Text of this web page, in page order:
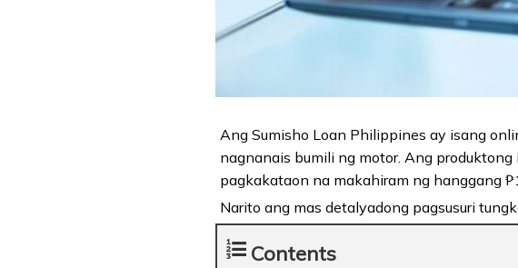
Ang Sumisho Loan Philippines ay isang
nagnanais bumili ng motor. Ang
pagkakataon na makahiram ng hanggang
Narito ang mas detalyadong pagsusuri
Contents